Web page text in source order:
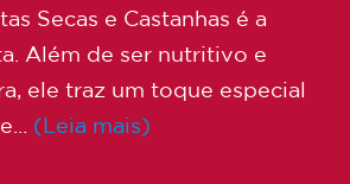
Secas e Castanhas é a
Além de ser nutritivo e
ele traz um toque especial
(Leia mais)